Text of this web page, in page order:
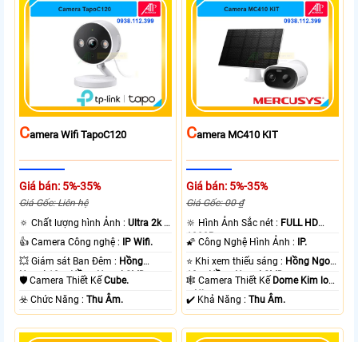
CAmera Wifi TapoC120
Giá bán: 5%-35%
Giá Gốc: Liên hệ
🔅 Chất lượng hình Ảnh :Ultra 2k +
.
👍 Camera Công nghệ :
IP Wifi.
💥 Giám sát Ban Đêm : Hồng
Ngoại 10m Hồng Ngoại SMD.
🛡 Camera Thiết KếCube.
️☣️ Chức Năng :Thu Âm.
CAmera MC410 KIT
Giá bán: 5%-35%
Giá Gốc: 00 ₫
🔆 Hình Ảnh Sắc nét : FULL HD
1080P .
🌠 Công Nghệ Hình Ảnh :
IP.
⭐ Khi xem thiếu sáng : Hồng Ngoại
10m Hồng Ngoại SMD.
🕸️ Camera Thiết Kế Dome Kim loại
+ Nhựa.
️✔️ Khả Năng :Thu Âm.